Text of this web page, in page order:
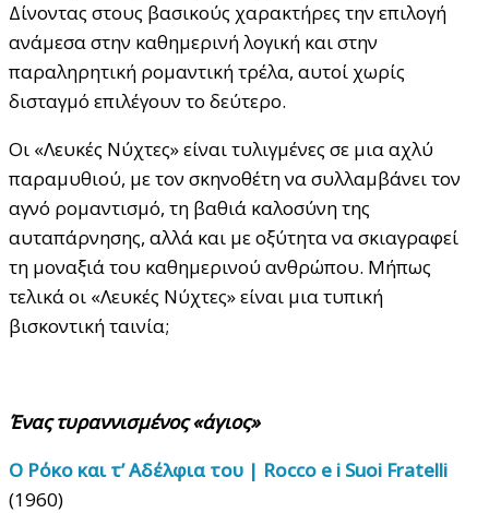
Δίνοντας στους βασικούς χαρακτήρες την επιλογή
ανάμεσα στην καθημερινή λογική και στην
παραληρητική ρομαντική τρέλα, αυτοί χωρίς
δισταγμό επιλέγουν το δεύτερο.
Οι «Λευκές Νύχτες» είναι τυλιγμένες σε μια αχλύ
παραμυθιού, με τον σκηνοθέτη να συλλαμβάνει τον
αγνό ρομαντισμό, τη βαθιά καλοσύνη της
αυταπάρνησης, αλλά και με οξύτητα να σκιαγραφεί
τη μοναξιά του καθημερινού ανθρώπου. Μήπως
τελικά οι «Λευκές Νύχτες» είναι μια τυπική
βισκοντική ταινία;
Ένας τυραννισμένος «άγιος»
Ο Ρόκο και τ’ Αδέλφια του | Rocco e i Suoi Fratelli
(1960)